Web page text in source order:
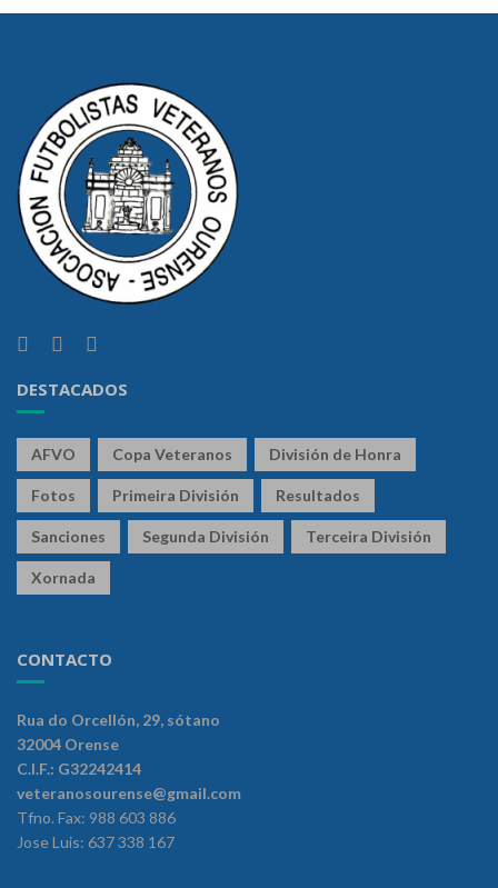
DESTACADOS
AFVO Copa Veteranos División de Honra
Fotos Primeira División Resultados
Sanciones Segunda División Terceira División
Xornada
CONTACTO
Rua do Orcellón, 29, sótano
32004 Orense
C.I.F.: G32242414
veteranosourense@gmail.com
Tfno. Fax: 988 603 886
Jose Luis: 637 338 167